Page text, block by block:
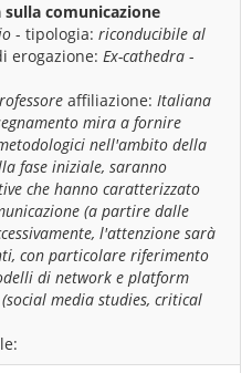
comunicazione
- tipologia: riconducibile al
erogazione: Ex-cathedra -
affiliazione: Italiana
mira a fornire
nell'ambito della
fase iniziale, saranno
che hanno caratterizzato
(a partire dalle
l'attenzione sarà
con particolare riferimento
di network e platform
media studies, critical